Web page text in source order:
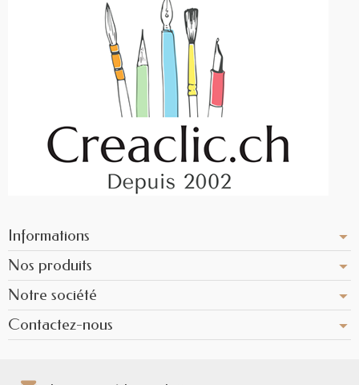
Informations
Nos produits
Notre société
Contactez-nous